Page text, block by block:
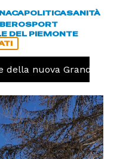
POLITICASANITÀ
SPORT
DEL PIEMONTE
nuova Granda Volley